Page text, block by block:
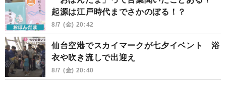
起源は江戸時代までさかのぼる！？
8/7 (金) 20:42
仙台空港でスカイマークが七夕イベント 浴
衣や吹き流しで出迎え
8/7 (金) 20:40